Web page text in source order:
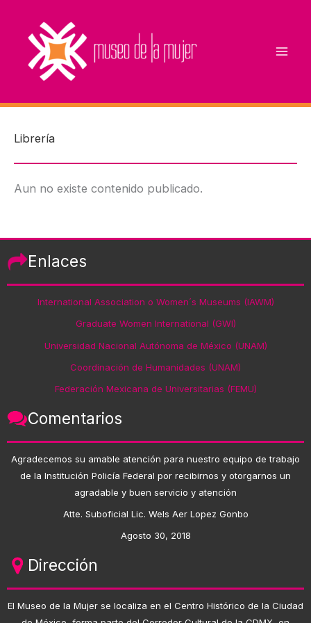
contenido
Librería
Aun no existe contenido publicado.
Enlaces
International Association o Women´s Museums (IAWM)
Graduate Women International (GWI)
Universidad Nacional Autónoma de México (UNAM)
Coordinación de Humanidades (UNAM)
Federación Mexicana de Universitarias (FEMU)
Comentarios
Agradecemos su amable atención para nuestro equipo de trabajo
de la Institución Policía Federal por recibirnos y otorgarnos un
agradable y buen servicio y atención
Atte. Suboficial Lic. Wels Aer Lopez Gonbo
Agosto 30, 2018
Dirección
El Museo de la Mujer se localiza en el Centro Histórico de la Ciudad